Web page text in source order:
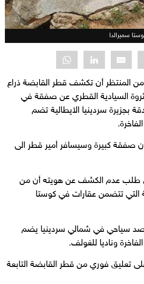
سميرالدا
المنتظر أن تكشف قطر القابضة ذراع
السيادية القطري عن صفقة في
بجزيرة سردينيا الايطالية تضم
صفقة كبيرة وسيسافر أمير قطر الى
طلب عدم الكشف عن هويته أن من
التي تتضمن عقارات في كوستا
سياحي في شمالي سردينيا يضم
وناديا للغولف.
تعليق فوري من قطر القابضة التابعة